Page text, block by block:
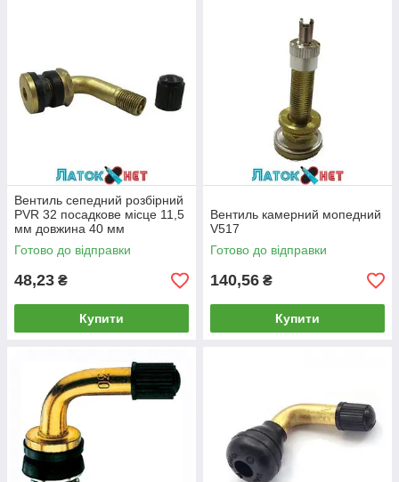
Вентиль сепедний розбірний
PVR 32 посадкове місце 11,5
мм довжина 40 мм
Готово до відправки
48,23 ₴
Купити
Вентиль камерний мопедний
V517
Готово до відправки
140,56 ₴
Купити